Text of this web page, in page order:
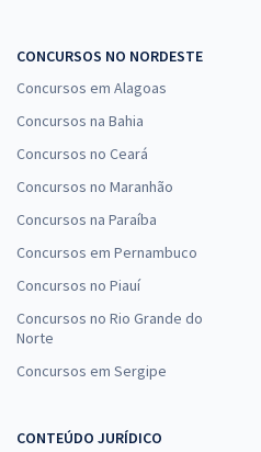
CONCURSOS NO NORDESTE
Concursos em Alagoas
Concursos na Bahia
Concursos no Ceará
Concursos no Maranhão
Concursos na Paraíba
Concursos em Pernambuco
Concursos no Piauí
Concursos no Rio Grande do
Norte
Concursos em Sergipe
CONTEÚDO JURÍDICO